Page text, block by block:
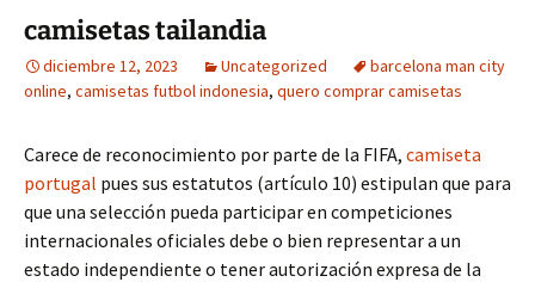
camisetas tailandia
diciembre 12, 2023 Uncategorized
barcelona man city
online, camisetas futbol indonesia, quero comprar camisetas
Carece de reconocimiento por parte de la FIFA, camiseta
portugal pues sus estatutos (artículo 10) estipulan que para
que una selección pueda participar en competiciones
internacionales oficiales debe o bien representar a un
estado independiente o tener autorización expresa de la